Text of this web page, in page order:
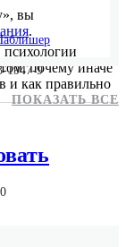
психологии
почему иначе
и как правильно
1947-9
вы
.
ПОКАЗАТЬ ВСЕ